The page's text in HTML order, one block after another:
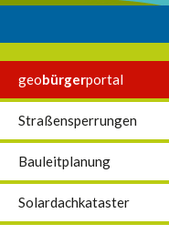
geobürgerportal
Straßensperrungen
Bauleitplanung
Solardachkataster